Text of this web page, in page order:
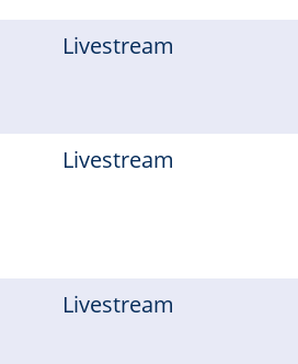
Livestream
Livestream
Livestream